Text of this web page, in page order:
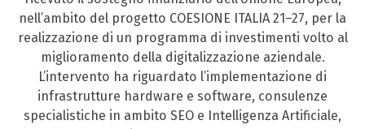
nell’ambito del progetto COESIONE ITALIA 21–27, per la
realizzazione di un programma di investimenti volto al
miglioramento della digitalizzazione aziendale.
L’intervento ha riguardato l’implementazione di
infrastrutture hardware e software, consulenze
specialistiche in ambito SEO e Intelligenza Artificiale,